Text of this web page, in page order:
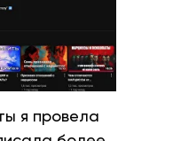
я провела